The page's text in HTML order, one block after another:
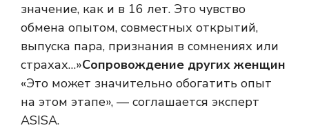
значение, как и в 16 лет. Это чувство
обмена опытом, совместных открытий,
выпуска пара, признания в сомнениях или
страхах…»Сопровождение других женщин
«Это может значительно обогатить опыт
на этом этапе», — соглашается эксперт
ASISA.